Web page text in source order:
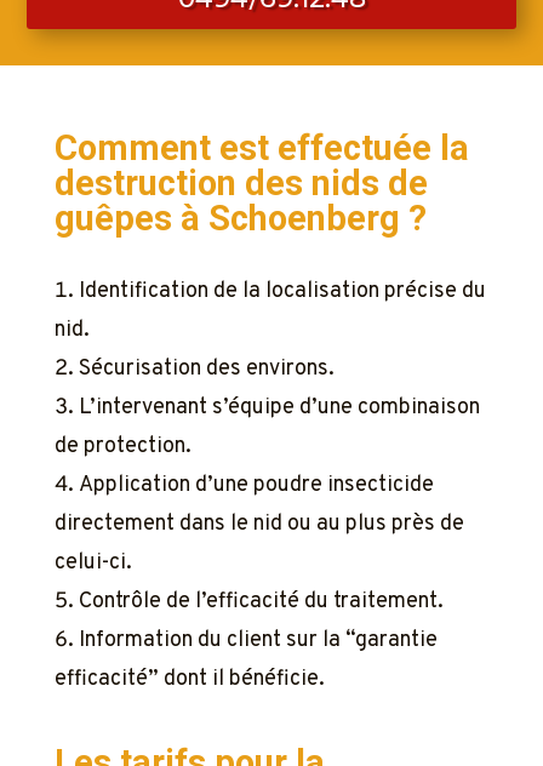
Comment est effectuée la
destruction des nids de
guêpes à Schoenberg ?
Identification de la localisation précise du
nid.
Sécurisation des environs.
L’intervenant s’équipe d’une combinaison
de protection.
Application d’une poudre insecticide
directement dans le nid ou au plus près de
celui-ci.
Contrôle de l’efficacité du traitement.
Information du client sur la “garantie
efficacité” dont il bénéficie.